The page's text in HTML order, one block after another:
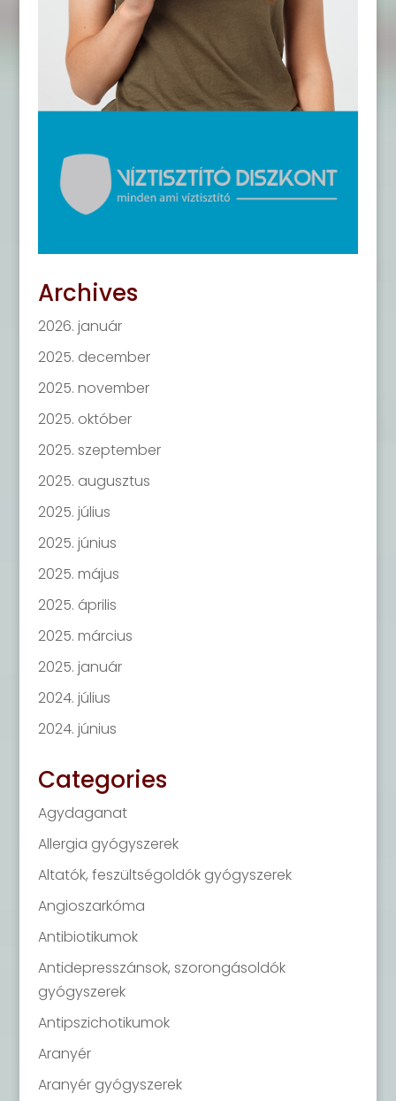
Archives
2026. január
2025. december
2025. november
2025. október
2025. szeptember
2025. augusztus
2025. július
2025. június
2025. május
2025. április
2025. március
2025. január
2024. július
2024. június
Categories
Agydaganat
Allergia gyógyszerek
Altatók, feszültségoldók gyógyszerek
Angioszarkóma
Antibiotikumok
Antidepresszánsok, szorongásoldók
gyógyszerek
Antipszichotikumok
Aranyér
Aranyér gyógyszerek